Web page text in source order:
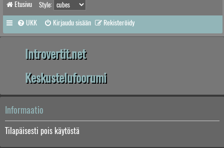
Etusivu Style:
UKK Kirjaudu sisään Rekisteröidy
Introvertit.net
Keskustelufoorumi
Informaatio
Tilapäisesti pois käytöstä